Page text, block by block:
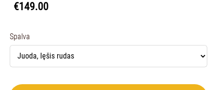
€149.00
Spalva